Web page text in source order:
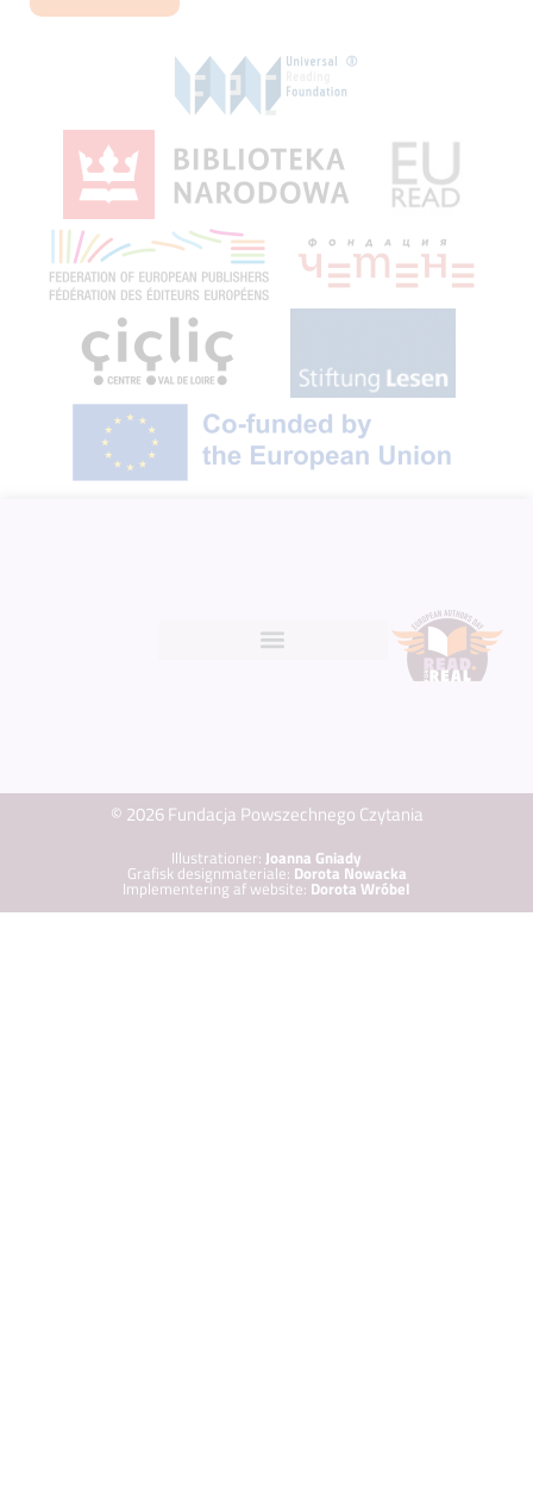
© 2026 Fundacja Powszechnego Czytania
Illustrationer: Joanna Gniady
Grafisk designmateriale: Dorota Nowacka
Implementering af website: Dorota Wróbel